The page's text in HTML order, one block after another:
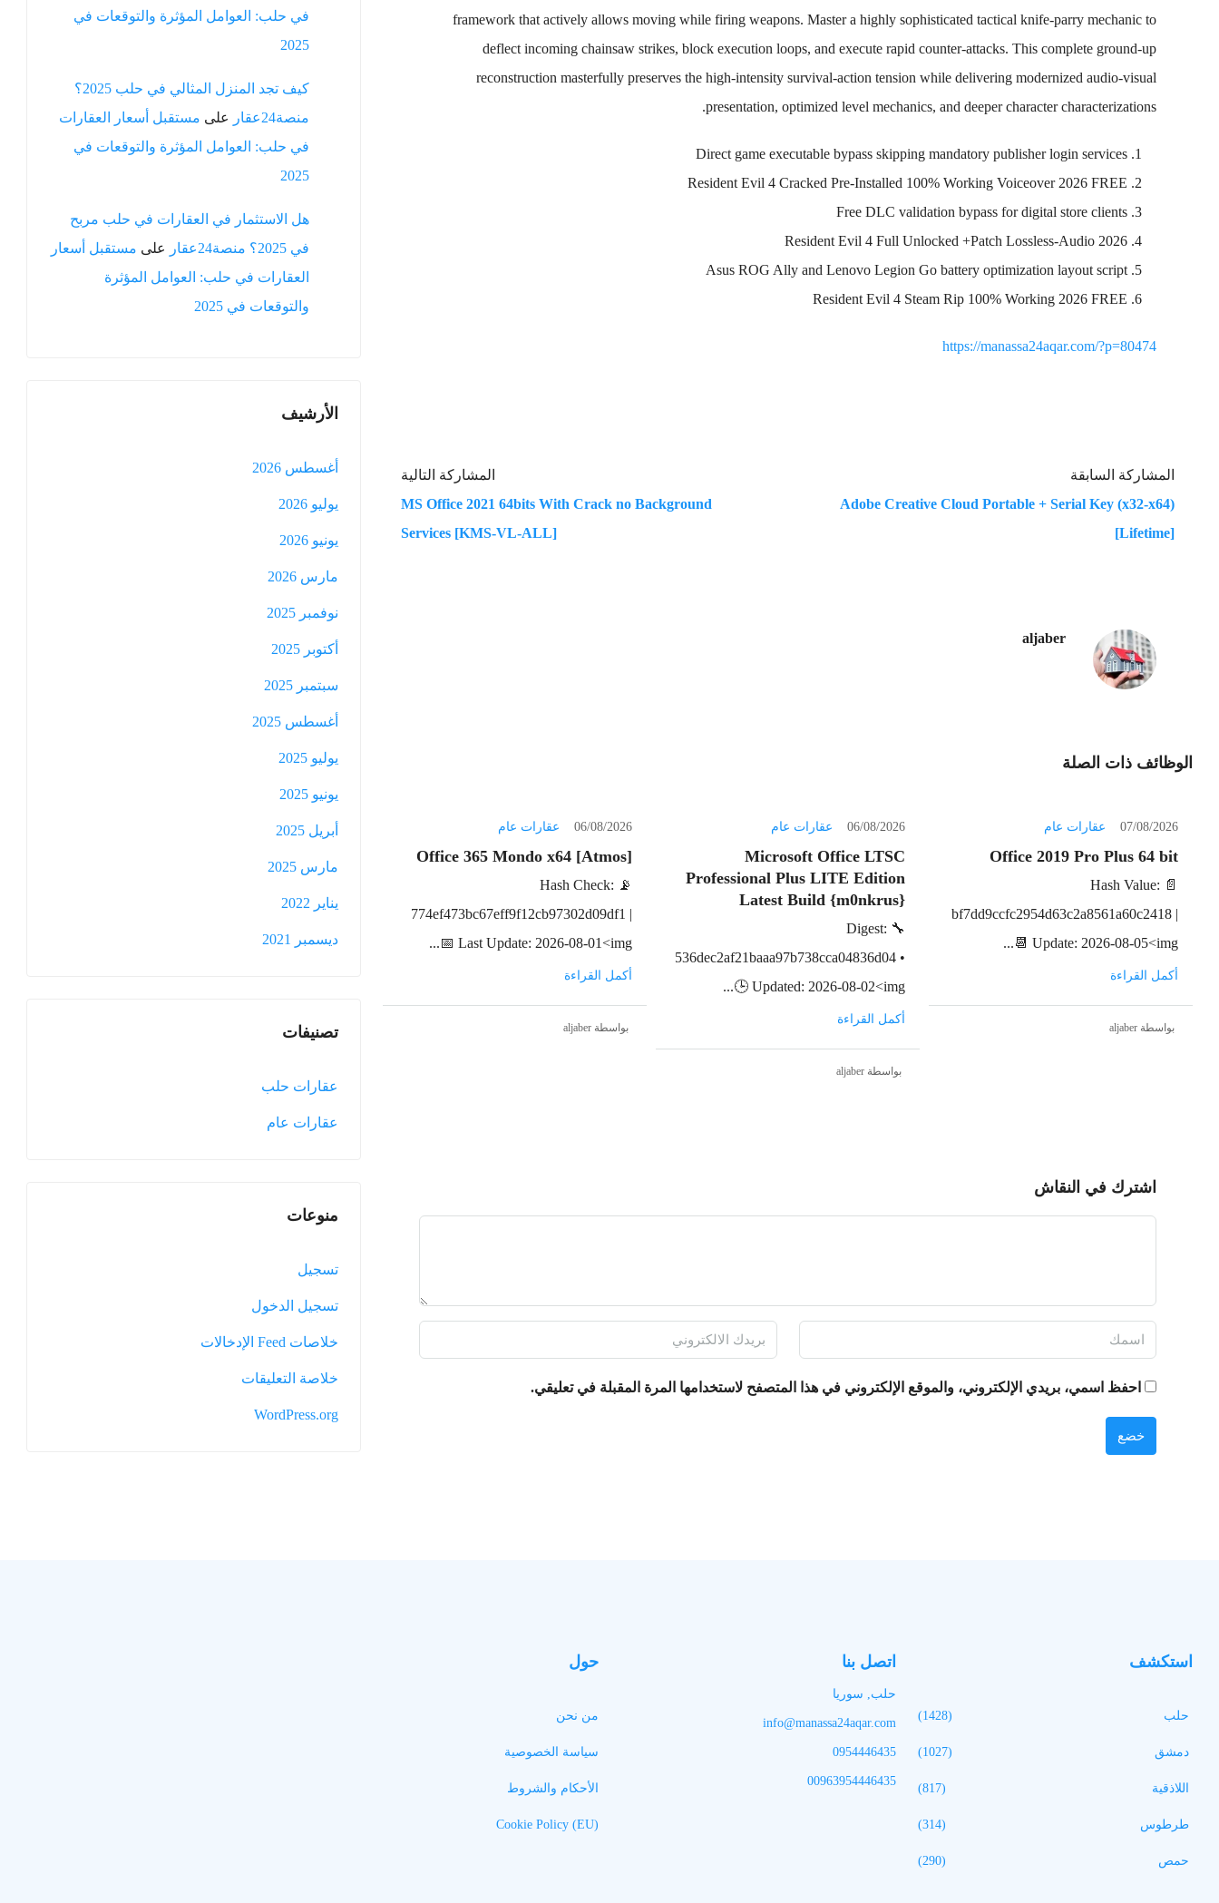
framework that actively allows moving while firing weapons. Master a highly sophisticated tactical knife-parry mechanic to
deflect incoming chainsaw strikes, block execution loops, and execute rapid counter-attacks. This complete ground-up
reconstruction masterfully preserves the high-intensity survival-action tension while delivering modernized audio-visual
presentation, optimized level mechanics, and deeper character characterizations.
Direct game executable bypass skipping mandatory publisher login services
Resident Evil 4 Cracked Pre-Installed 100% Working Voiceover 2026 FREE
Free DLC validation bypass for digital store clients
Resident Evil 4 Full Unlocked +Patch Lossless-Audio 2026
Asus ROG Ally and Lenovo Legion Go battery optimization layout script
Resident Evil 4 Steam Rip 100% Working 2026 FREE
https://manassa24aqar.com/?p=80474
المشاركة السابقة
Adobe Creative Cloud Portable + Serial Key (x32-x64)
[Lifetime]
المشاركة التالية
MS Office 2021 64bits With Crack no Background
Services [KMS-VL-ALL]
aljaber
الوظائف ذات الصلة
07/08/2026 عقارات عام
Office 2019 Pro Plus 64 bit
📄 Hash Value:
bf7dd9ccfc2954d63c2a8561a60c2418 |
📆 Update: 2026-08-05<img...
أكمل القراءة
بواسطة aljaber
06/08/2026 عقارات عام
Microsoft Office LTSC
Professional Plus LITE Edition
Latest Build {m0nkrus}
🔧 Digest:
536dec2af21baaa97b738cca04836d04 •
🕒 Updated: 2026-08-02<img...
أكمل القراءة
بواسطة aljaber
06/08/2026 عقارات عام
Office 365 Mondo x64 [Atmos]
📡 Hash Check:
774ef473bc67eff9f12cb97302d09df1 |
📅 Last Update: 2026-08-01<img...
أكمل القراءة
بواسطة aljaber
اشترك في النقاش
احفظ اسمي، بريدي الإلكتروني، والموقع الإلكتروني في هذا المتصفح لاستخدامها المرة المقبلة في تعليقي.
خضع
في حلب: العوامل المؤثرة والتوقعات في
2025
كيف تجد المنزل المثالي في حلب 2025؟
منصة24عقار
على مستقبل أسعار العقارات
في حلب: العوامل المؤثرة والتوقعات في
2025
هل الاستثمار في العقارات في حلب مربح
في 2025؟ منصة24عقار
على مستقبل أسعار
العقارات في حلب: العوامل المؤثرة
والتوقعات في 2025
الأرشيف
أغسطس 2026
يوليو 2026
يونيو 2026
مارس 2026
نوفمبر 2025
أكتوبر 2025
سبتمبر 2025
أغسطس 2025
يوليو 2025
يونيو 2025
أبريل 2025
مارس 2025
يناير 2022
ديسمبر 2021
تصنيفات
عقارات حلب
عقارات عام
منوعات
تسجيل
تسجيل الدخول
خلاصات Feed الإدخالات
خلاصة التعليقات
WordPress.org
استكشف
حلب (1428)
دمشق (1027)
اللاذقية (817)
طرطوس (314)
حمص (290)
اتصل بنا
حلب, سوريا
info@manassa24aqar.com
0954446435
00963954446435
حول
من نحن
سياسة الخصوصية
الأحكام والشروط
Cookie Policy (EU)